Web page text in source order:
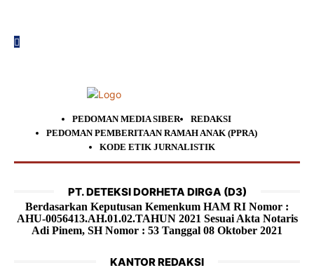
PEDOMAN MEDIA SIBER
REDAKSI
PEDOMAN PEMBERITAAN RAMAH ANAK (PPRA)
KODE ETIK JURNALISTIK
PT. DETEKSI DORHETA DIRGA (D3)
Berdasarkan Keputusan Kemenkum HAM RI Nomor :
AHU-0056413.AH.01.02.TAHUN 2021 Sesuai Akta Notaris
Adi Pinem, SH Nomor : 53 Tanggal 08 Oktober 2021
KANTOR REDAKSI